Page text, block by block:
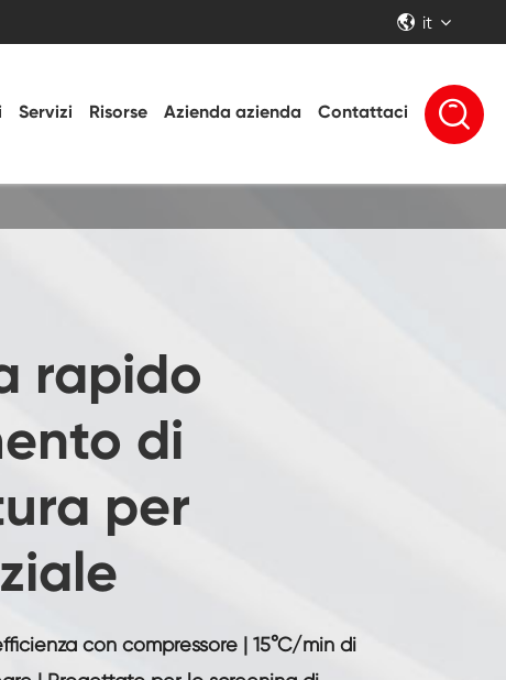
 it
Servizi Risorse Azienda azienda Contattaci 
rapido
di
per
con compressore | 15°C/min di